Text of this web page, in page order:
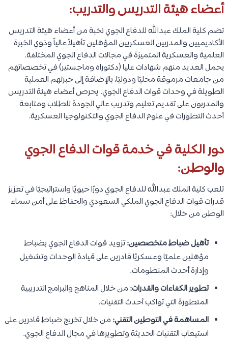
أعضاء هيئة التدريس والتدريب:
تضم كلية الملك عبدالله للدفاع الجوي نخبة من أعضاء هيئة التدريس
الأكاديميين والمدربين العسكريين المؤهلين تأهيلاً عالياً وذوي الخبرة
العلمية والعسكرية المتميزة في مجالات الدفاع الجوي المختلفة.
يحمل العديد منهم شهادات عليا (دكتوراه وماجستير) في تخصصاتهم
من جامعات مرموقة محليًا ودوليًا، بالإضافة إلى خبرتهم العملية
الطويلة في وحدات قوات الدفاع الجوي. يحرص أعضاء هيئة التدريس
والمدربون على تقديم تعليم وتدريب عالي الجودة للطلاب ومتابعة
أحدث التطورات في علوم الدفاع الجوي والتكنولوجيا العسكرية.
دور الكلية في خدمة قوات الدفاع الجوي
والوطن:
تلعب كلية الملك عبدالله للدفاع الجوي دورًا حيويًا واستراتيجيًا في تعزيز
قدرات قوات الدفاع الجوي الملكي السعودي والحفاظ على أمن سماء
الوطن من خلال:
تأهيل ضباط متخصصين:تزويد قوات الدفاع الجوي بضباط
مؤهلين علميًا وعسكريًا قادرين على قيادة الوحدات وتشغيل
وإدارة أحدث المنظومات.
تطوير الكفاءات والقدرات: من خلال المناهج والبرامج التدريبية
المتطورة التي تواكب أحدث التقنيات.
المساهمة في التوطين التقني: من خلال تخريج ضباط قادرين على
استيعاب التقنيات الحديثة وتطويرها في مجال الدفاع الجوي.